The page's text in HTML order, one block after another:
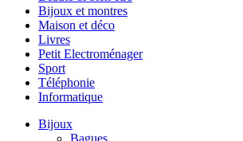
Bijoux et montres
Maison et déco
Livres
Petit Electroménager
Sport
Téléphonie
Informatique
Bijoux
Bagues